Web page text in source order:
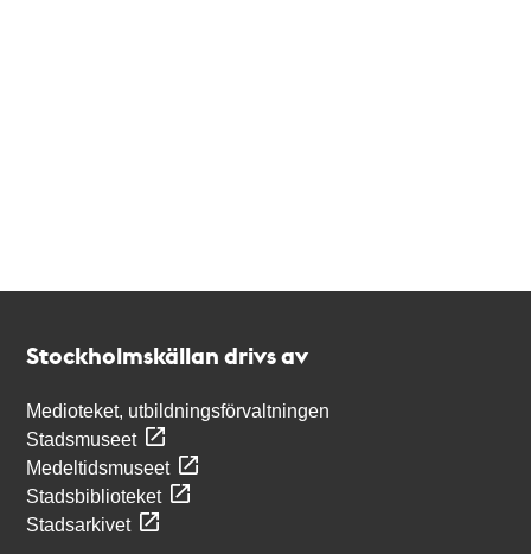
Stockholmskällan drivs av
Medioteket, utbildningsförvaltningen
Stadsmuseet
Medeltidsmuseet
Stadsbiblioteket
Stadsarkivet